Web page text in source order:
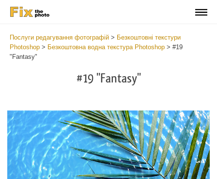
Послуги редагування фотографій > Безкоштовні текстури
Photoshop > Безкоштовна водна текстура Photoshop > #19
"Fantasy"
#19 "Fantasy"